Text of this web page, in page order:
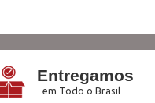
Entregamos
em Todo o Brasil